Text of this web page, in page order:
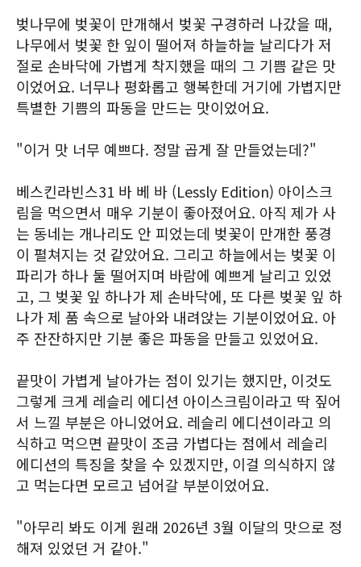
벚나무에 벚꽃이 만개해서 벚꽃 구경하러 나갔을 때,
나무에서 벚꽃 한 잎이 떨어져 하늘하늘 날리다가 저
절로 손바닥에 가볍게 착지했을 때의 그 기쁨 같은 맛
이었어요. 너무나 평화롭고 행복한데 거기에 가볍지만
특별한 기쁨의 파동을 만드는 맛이었어요.
"이거 맛 너무 예쁘다. 정말 곱게 잘 만들었는데?"
베스킨라빈스31 바 베 바 (Lessly Edition) 아이스크
림을 먹으면서 매우 기분이 좋아졌어요. 아직 제가 사
는 동네는 개나리도 안 피었는데 벚꽃이 만개한 풍경
이 펼쳐지는 것 같았어요. 그리고 하늘에서는 벚꽃 이
파리가 하나 둘 떨어지며 바람에 예쁘게 날리고 있었
고, 그 벚꽃 잎 하나가 제 손바닥에, 또 다른 벚꽃 잎 하
나가 제 품 속으로 날아와 내려앉는 기분이었어요. 아
주 잔잔하지만 기분 좋은 파동을 만들고 있었어요.
끝맛이 가볍게 날아가는 점이 있기는 했지만, 이것도
그렇게 크게 레슬리 에디션 아이스크림이라고 딱 짚어
서 느낄 부분은 아니었어요. 레슬리 에디션이라고 의
식하고 먹으면 끝맛이 조금 가볍다는 점에서 레슬리
에디션의 특징을 찾을 수 있겠지만, 이걸 의식하지 않
고 먹는다면 모르고 넘어갈 부분이었어요.
"아무리 봐도 이게 원래 2026년 3월 이달의 맛으로 정
해져 있었던 거 같아."